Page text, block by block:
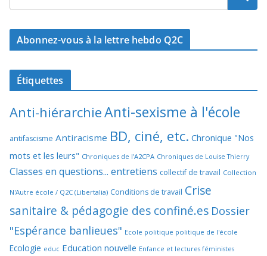
Abonnez-vous à la lettre hebdo Q2C
Étiquettes
Anti-hiérarchieAnti-sexisme à l'école
antifascisme Antiracisme BD, ciné, etc. Chronique "Nos
mots et les leurs" Chroniques de l'A2CPA Chroniques de Louise Thierry
Classes en questions... entretiens collectif de travail Collection
N'Autre école / Q2C (Libertalia) Conditions de travail Crise
sanitaire & pédagogie des confiné.es Dossier
"Espérance banlieues" Ecole politique politique de l'école
Ecologie educ Education nouvelle Enfance et lectures féministes